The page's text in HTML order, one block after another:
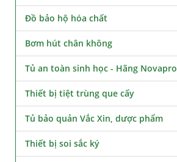
Đồ bảo hộ hóa chất
Bơm hút chân không
Tủ an toàn sinh học - Hãng Novapro
Thiết bị tiệt trùng que cấy
Tủ bảo quản Vắc Xin, dược phẩm
Thiết bị soi sắc ký